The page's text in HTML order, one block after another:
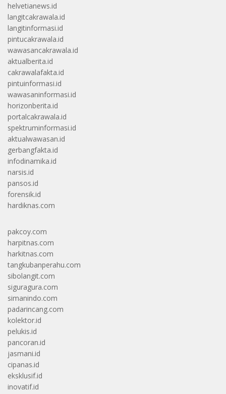
helvetianews.id
langitcakrawala.id
langitinformasi.id
pintucakrawala.id
wawasancakrawala.id
aktualberita.id
cakrawalafakta.id
pintuinformasi.id
wawasaninformasi.id
horizonberita.id
portalcakrawala.id
spektruminformasi.id
aktualwawasan.id
gerbangfakta.id
infodinamika.id
narsis.id
pansos.id
forensik.id
hardiknas.com
pakcoy.com
harpitnas.com
harkitnas.com
tangkubanperahu.com
sibolangit.com
siguragura.com
simanindo.com
padarincang.com
kolektor.id
pelukis.id
pancoran.id
jasmani.id
cipanas.id
eksklusif.id
inovatif.id